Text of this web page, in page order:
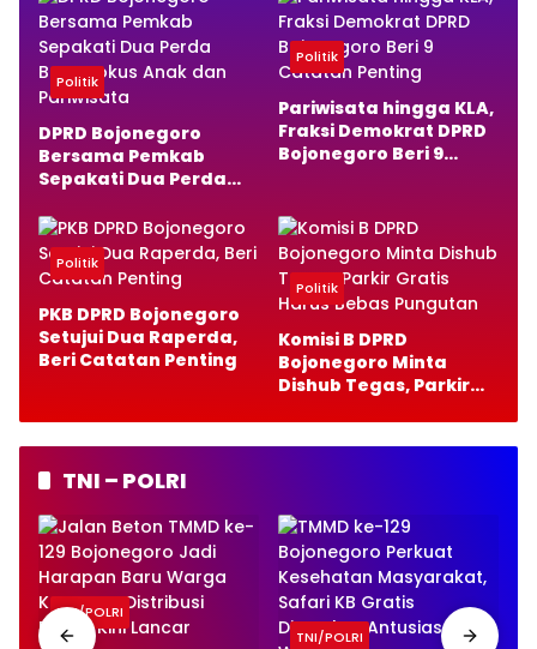
Politik
DPRD Bojonegoro
Bersama Pemkab
Sepakati Dua Perda
Pariwisata
Politik
Pariwisata hingga KLA,
Fraksi Demokrat DPRD
Bojonegoro Beri 9
Politik
PKB DPRD Bojonegoro
Setujui Dua Raperda,
Beri Catatan Penting
Politik
Komisi B DPRD
Bojonegoro Minta
Dishub Tegas, Parkir
Pungutan
TNI – POLRI
TNI/POLRI
TNI/POLRI